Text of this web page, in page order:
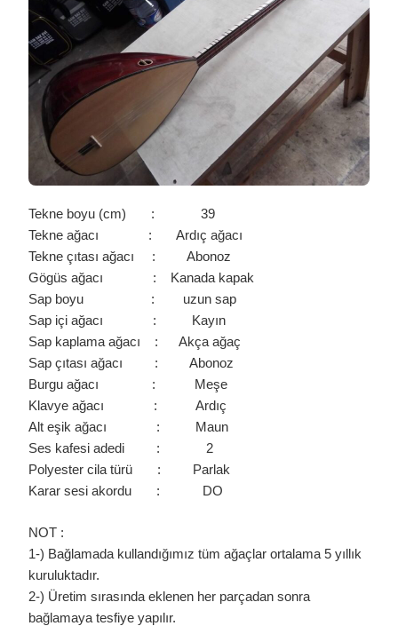
IÇIN
Tekne boyu (cm) : 39
Tekne ağacı : Ardıç ağacı
Tekne çıtası ağacı : Abonoz
Gögüs ağacı : Kanada kapak
Sap boyu : uzun sap
Sap içi ağacı : Kayın
Sap kaplama ağacı : Akça ağaç
Sap çıtası ağacı : Abonoz
Burgu ağacı : Meşe
Klavye ağacı : Ardıç
Alt eşik ağacı : Maun
Ses kafesi adedi : 2
Polyester cila türü : Parlak
Karar sesi akordu : DO
NOT :
1-) Bağlamada kullandığımız tüm ağaçlar ortalama 5 yıllık
kuruluktadır.
2-) Üretim sırasında eklenen her parçadan sonra
bağlamaya tesfiye yapılır.